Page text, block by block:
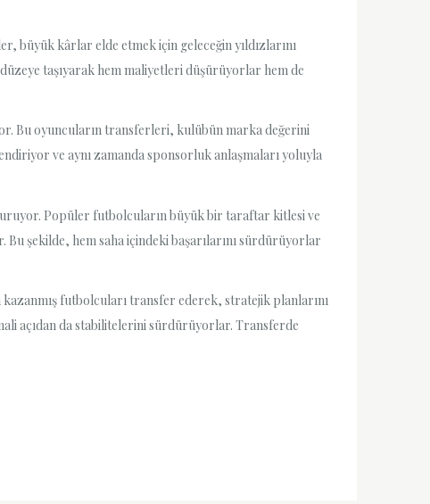
büyük kârlar elde etmek için geleceğin yıldızlarını
taşıyarak hem maliyetleri düşürüyorlar hem de
Bu oyuncuların transferleri, kulübün marka değerini
ve aynı zamanda sponsorluk anlaşmaları yoluyla
Popüler futbolcuların büyük bir taraftar kitlesi ve
şekilde, hem saha içindeki başarılarını sürdürüyorlar
futbolcuları transfer ederek, stratejik planlarını
açıdan da stabilitelerini sürdürüyorlar. Transferde